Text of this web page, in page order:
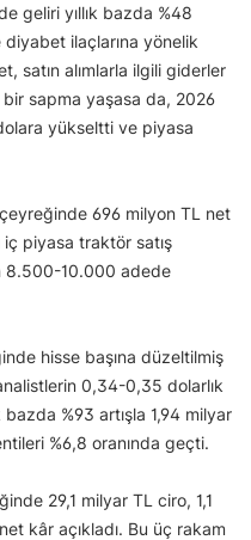
geliri yıllık bazda %48
diyabet ilaçlarına yönelik
satın alımlarla ilgili giderler
sapma yaşasa da, 2026
yükseltti ve piyasa
çeyreğinde 696 milyon TL net
iç piyasa traktör satış
8.500-10.000 adede
hisse başına düzeltilmiş
0,34-0,35 dolarlık
bazda %93 artışla 1,94 milyar
%6,8 oranında geçti.
29,1 milyar TL ciro, 1,1
kâr açıkladı. Bu üç rakam